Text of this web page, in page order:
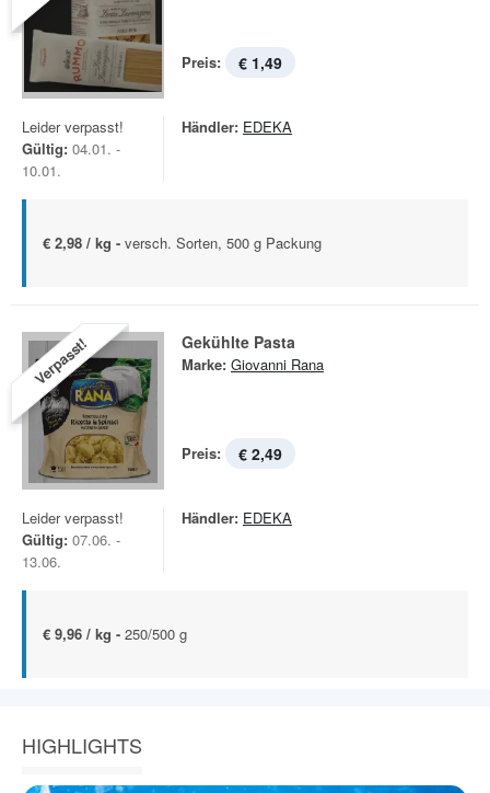
Preis: € 1,49
Leider verpasst!
Gültig: 04.01. -
10.01.
Händler: EDEKA
€ 2,98 / kg - versch. Sorten, 500 g Packung
Verpasst! Gekühlte Pasta
Marke: Giovanni Rana
Preis: € 2,49
Leider verpasst!
Gültig: 07.06. -
13.06.
Händler: EDEKA
€ 9,96 / kg - 250/500 g
HIGHLIGHTS